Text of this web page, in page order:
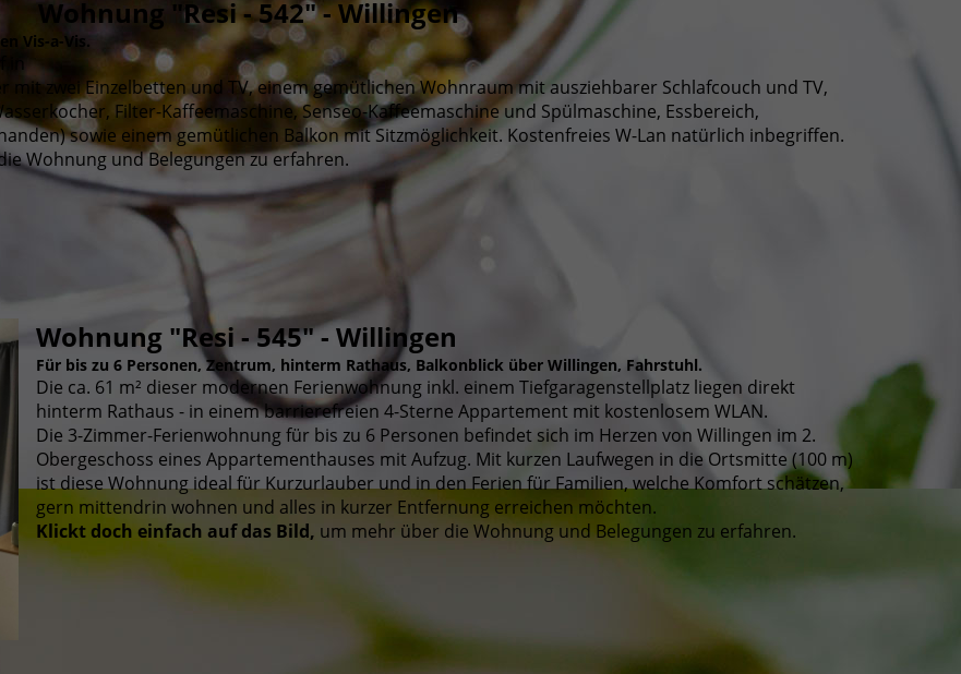
Wohnung "Resi - 542" - Willingen
Vis-a-Vis.
zwei Einzelbetten und TV, einem gemütlichen Wohnraum mit ausziehbarer Schlafcouch und TV,
Filter-Kaffeemaschine, Senseo-Kaffeemaschine und Spülmaschine, Essbereich,
sowie einem gemütlichen Balkon mit Sitzmöglichkeit. Kostenfreies W-Lan natürlich inbegriffen.
Wohnung und Belegungen zu erfahren.
Wohnung "Resi - 545" - Willingen
Für bis zu 6 Personen, Zentrum, hinterm Rathaus, Balkonblick über Willingen, Fahrstuhl.
Die ca. 61 m² dieser modernen Ferienwohnung inkl. einem Tiefgaragenstellplatz liegen direkt
hinterm Rathaus - in einem barrierefreien 4-Sterne Appartement mit kostenlosem WLAN.
Die 3-Zimmer-Ferienwohnung für bis zu 6 Personen befindet sich im Herzen von Willingen im 2.
Obergeschoss eines Appartementhauses mit Aufzug. Mit kurzen Laufwegen in die Ortsmitte (100 m)
ist diese Wohnung ideal für Kurzurlauber und in den Ferien für Familien, welche Komfort schätzen,
gern mittendrin wohnen und alles in kurzer Entfernung erreichen möchten.
Klickt doch einfach auf das Bild, um mehr über die Wohnung und Belegungen zu erfahren.